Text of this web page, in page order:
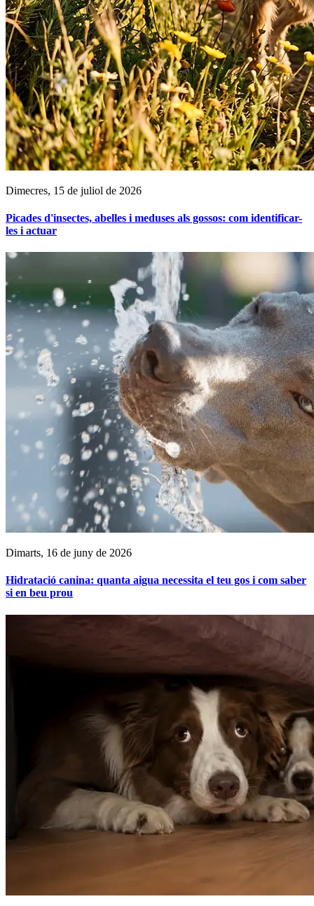
Dimecres, 15 de juliol de 2026
Picades d'insectes, abelles i meduses als gossos: com identificar-
les i actuar
Dimarts, 16 de juny de 2026
Hidratació canina: quanta aigua necessita el teu gos i com saber
si en beu prou